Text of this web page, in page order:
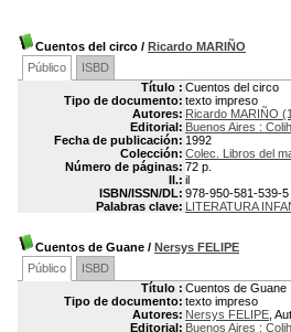
Cuentos del circo / Ricardo MARIÑO
Público
ISBD
Título : Cuentos del circo
Tipo de documento: texto impreso
Autores: Ricardo MARIÑO
Editorial: Buenos Aires :
Fecha de publicación: 1992
Colección: Colec. Libros del
Número de páginas: 72 p.
Il.: il
ISBN/ISSN/DL: 978-950-581-539-5
Palabras clave: LITERATURA
Cuentos de Guane / Nersys FELIPE
Público
ISBD
Título : Cuentos de Guane
Tipo de documento: texto impreso
Autores: Nersys FELIPE ,
Editorial: Buenos Aires :